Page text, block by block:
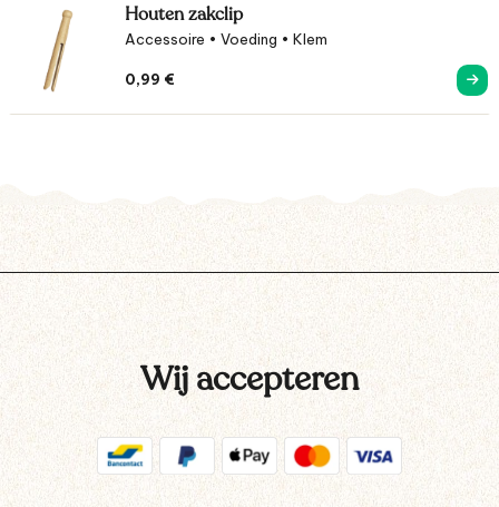
Houten zakclip
Accessoire • Voeding • Klem
0,99 €
Wij accepteren